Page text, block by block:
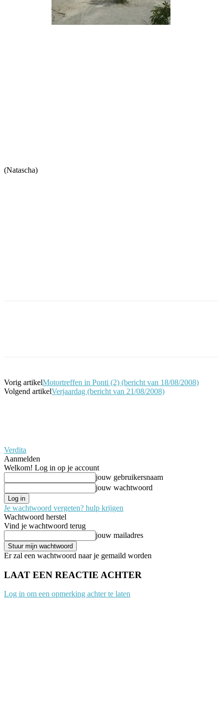
(Natascha)
Vorig artikelMotortreffen in Ponti (2) (bericht van 18/08/2008)
Volgend artikelVerjaardag (bericht van 21/08/2008)
Verdita
Aanmelden
Welkom! Log in op je account
jouw gebruikersnaam
jouw wachtwoord
Je wachtwoord vergeten? hulp krijgen
Wachtwoord herstel
Vind je wachtwoord terug
jouw mailadres
Er zal een wachtwoord naar je gemaild worden
LAAT EEN REACTIE ACHTER
Log in om een opmerking achter te laten